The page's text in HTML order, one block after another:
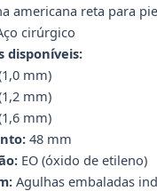
americana reta para
cirúrgico
disponíveis:
mm)
mm)
mm)
48 mm
EO (óxido de etileno)
Agulhas embaladas